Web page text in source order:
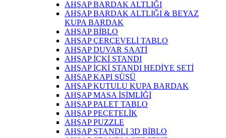
AHŞAP BARDAK ALTLIĞI
AHŞAP BARDAK ALTLIĞI & BEYAZ
KUPA BARDAK
AHŞAP BİBLO
AHŞAP ÇERÇEVELİ TABLO
AHŞAP DUVAR SAATİ
AHŞAP İÇKİ STANDI
AHŞAP İÇKİ STANDI HEDİYE SETİ
AHŞAP KAPI SÜSÜ
AHŞAP KUTULU KUPA BARDAK
AHŞAP MASA İSİMLİĞİ
AHŞAP PALET TABLO
AHŞAP PEÇETELİK
AHŞAP PUZZLE
AHŞAP STANDLI 3D BİBLO